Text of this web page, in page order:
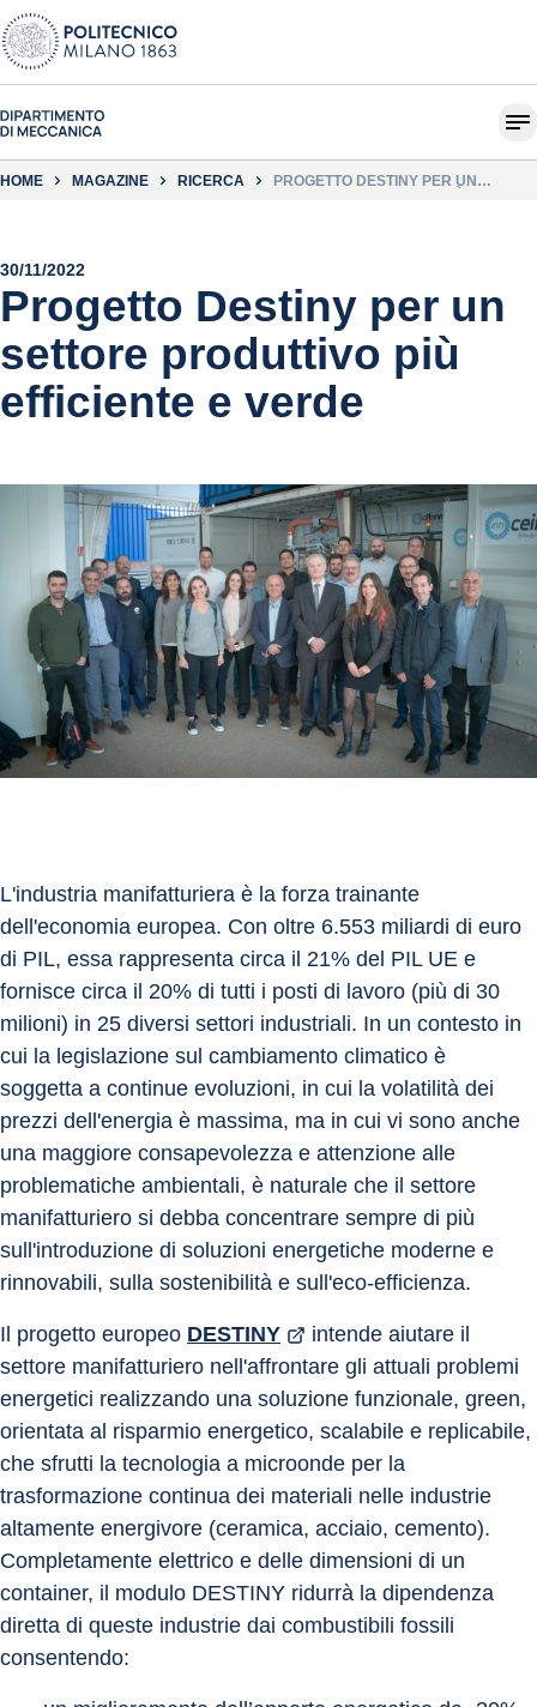
HOME MAGAZINE RICERCA
PROGETTO DESTINY PER UN
30/11/2022
Progetto Destiny per un
settore produttivo più
efficiente e verde
L'industria manifatturiera è la forza trainante
dell'economia europea. Con oltre 6.553 miliardi di euro
di PIL, essa rappresenta circa il 21% del PIL UE e
fornisce circa il 20% di tutti i posti di lavoro (più di 30
milioni) in 25 diversi settori industriali. In un contesto in
cui la legislazione sul cambiamento climatico è
soggetta a continue evoluzioni, in cui la volatilità dei
prezzi dell'energia è massima, ma in cui vi sono anche
una maggiore consapevolezza e attenzione alle
problematiche ambientali, è naturale che il settore
manifatturiero si debba concentrare sempre di più
sull'introduzione di soluzioni energetiche moderne e
rinnovabili, sulla sostenibilità e sull'eco-efficienza.
Il progetto europeo DESTINY
intende aiutare il
settore manifatturiero nell'affrontare gli attuali problemi
energetici realizzando una soluzione funzionale, green,
orientata al risparmio energetico, scalabile e replicabile,
che sfrutti la tecnologia a microonde per la
trasformazione continua dei materiali nelle industrie
altamente energivore (ceramica, acciaio, cemento).
Completamente elettrico e delle dimensioni di un
container, il modulo DESTINY ridurrà la dipendenza
diretta di queste industrie dai combustibili fossili
consentendo: